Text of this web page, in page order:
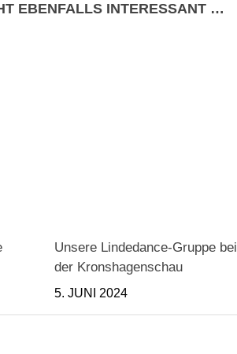
EBENFALLS INTERESSANT …
Unsere Lindedance-Gruppe bei
der Kronshagenschau
5. JUNI 2024